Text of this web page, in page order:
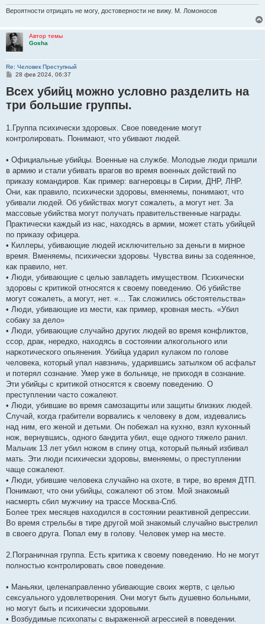
Вероятности отрицать не могу, достоверности не вижу. М. Ломоносов
Автор темы
Gosha
Re: Человек Преступный
С
о
б
щ
е
и
е
28 фев 2024, 06:37
Всех убийц можно условно разделить на
три большие группы.
1.Группа психически здоровых. Свое поведение могут
контролировать. Понимают, что убивают людей.
• Официальные убийцы. Военные на службе. Молодые люди пришли
в армию и стали убивать врагов во время военных действий по
приказу командиров. Как пример: вагнеровцы в Сирии, ДНР, ЛНР.
Они, как правило, психически здоровы, вменяемы, понимают, что
убивали людей. Об убийствах могут сожалеть, а могут нет. За
массовые убийства могут получать правительственные награды.
Практически каждый из нас, находясь в армии, может стать убийцей
по приказу офицера.
• Киллеры, убивающие людей исключительно за деньги в мирное
время. Вменяемы, психически здоровы. Чувства вины за содеянное,
как правило, нет.
• Люди, убивающие с целью завладеть имуществом. Психически
здоровы с критикой относятся к своему поведению. Об убийстве
могут сожалеть, а могут, нет. «… Так сложились обстоятельства»
• Люди, убивающие из мести, как пример, кровная месть. «Убил
собаку за дело»
• Люди, убивающие случайно других людей во время конфликтов,
ссор, драк, нередко, находясь в состоянии алкогольного или
наркотического опьянения. Убийца ударил кулаком по голове
человека, который упал навзничь, ударившись затылком об асфальт
и потерял сознание. Умер уже в больнице, не приходя в сознание.
Эти убийцы с критикой относятся к своему поведению. О
преступлении часто сожалеют.
• Люди, убившие во время самозащиты или защиты близких людей.
Случай, когда грабители ворвались к человеку в дом, издевались
над ним, его женой и детьми. Он побежал на кухню, взял кухонный
нож, вернувшись, одного бандита убил, еще одного тяжело ранил.
Мальчик 13 лет убил ножом в спину отца, который пьяный избивал
мать. Эти люди психически здоровы, вменяемы, о преступлении
чаще сожалеют.
• Люди, убившие человека случайно на охоте, в тире, во время ДТП.
Понимают, что они убийцы, сожалеют об этом. Мой знакомый
насмерть сбил мужчину на трассе Москва-Спб.
Более трех месяцев находился в состоянии реактивной депрессии.
Во время стрельбы в тире другой мой знакомый случайно выстрелил
в своего друга. Попал ему в голову. Человек умер на месте.
2.Пограничная группа. Есть критика к своему поведению. Но не могут
полностью контролировать свое поведение.
• Маньяки, целенаправленно убивающие своих жертв, с целью
сексуального удовлетворения. Они могут быть душевно больными,
но могут быть и психически здоровыми.
• Возбудимые психопаты с выраженной агрессией в поведении.